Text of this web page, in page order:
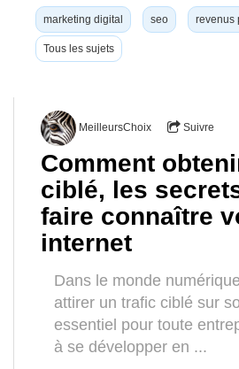
marketing digital seo revenus
Tous les sujets
MeilleursChoix Suivre
Comment
ciblé, les
faire connaître
internet
Dans le monde
attirer un trafic ciblé sur
essentiel pour toute
à se développer en ...